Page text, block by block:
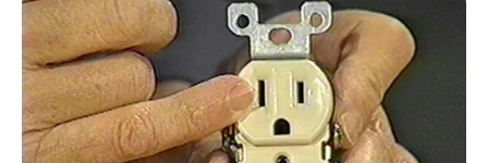
yang menarik. Desain kotak yang berbeda,
fiturQueen's Passenger Seatyang unik, dan
kabin lega di harga yang diduga kompetitif.
Namun, tantangan terbesar bukan di fitur, tapi
dikepercayaan konsumen dan jaringan
layanan purna jual. Jika Jetour bisa